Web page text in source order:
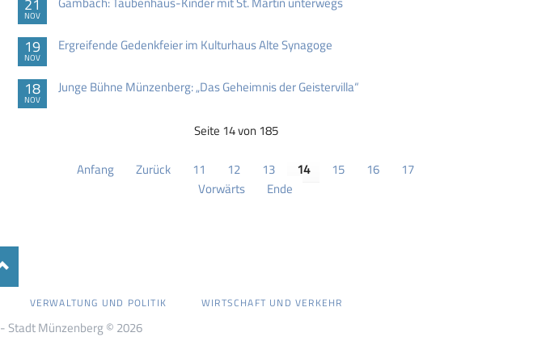
NOV
19
NOV
Ergreifende Gedenkfeier im Kulturhaus Alte Synagoge
18
NOV
Junge Bühne Münzenberg: „Das Geheimnis der Geistervilla“
Seite 14 von 185
Anfang Zurück 11 12 13 14 15 16
17
Vorwärts
Ende
VERWALTUNG UND POLITIK WIRTSCHAFT UND VERKEHR
- Stadt Münzenberg © 2026